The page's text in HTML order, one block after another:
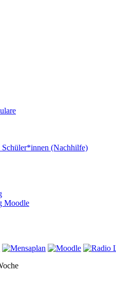
(Nachhilfe)
Moodle